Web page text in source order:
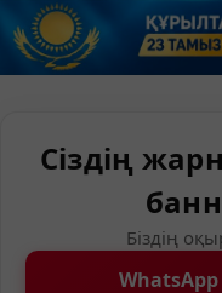
Сіздің
Біздің